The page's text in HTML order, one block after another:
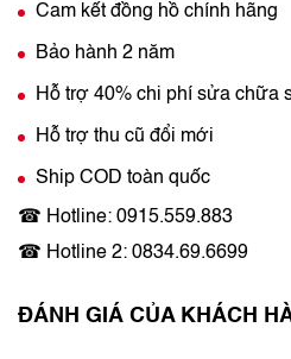
Cam kết đồng hồ chính hãng
Bảo hành 2 năm
Hỗ trợ 40% chi phí sửa chữa
Hỗ trợ thu cũ đổi mới
Ship COD toàn quốc
☎ Hotline: 0915.559.883
☎ Hotline 2: 0834.69.6699
ĐÁNH GIÁ CỦA KHÁCH